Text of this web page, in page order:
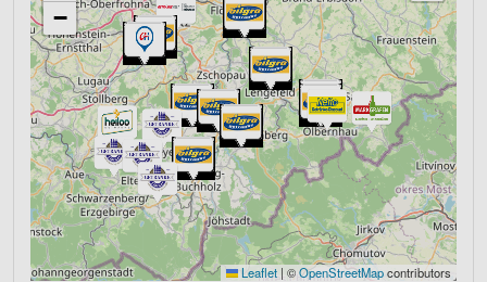
−
Leaflet | ©OpenStreetMapcontributors